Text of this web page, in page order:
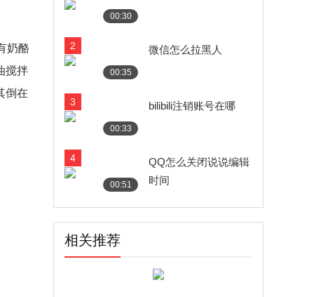
奶酪
搅拌
倒在
00:30
00:35
2 微信怎么拉黑人
00:33
3 bilibili注销账号在哪
00:51
4
QQ怎么关闭说说编辑
时间
相关推荐